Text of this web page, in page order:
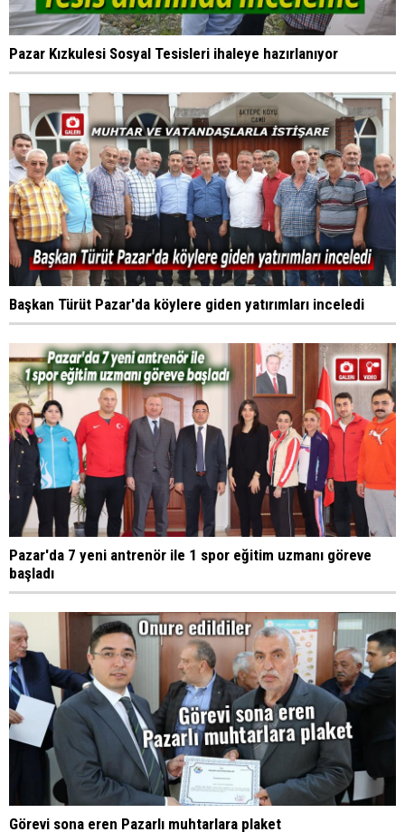
Pazar Kızkulesi Sosyal Tesisleri ihaleye hazırlanıyor
Başkan Türüt Pazar'da köylere giden yatırımları inceledi
Pazar'da 7 yeni antrenör ile 1 spor eğitim uzmanı göreve
başladı
Görevi sona eren Pazarlı muhtarlara plaket